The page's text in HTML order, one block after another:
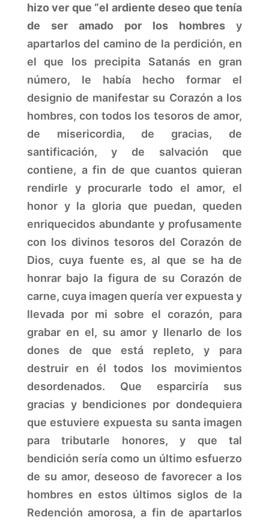
hizo ver que “el ardiente deseo que tenía
de ser amado por los hombres y
apartarlos del camino de la perdición, en
el que los precipita Satanás en gran
número, le había hecho formar el
designio de manifestar su Corazón a los
hombres, con todos los tesoros de amor,
de misericordia, de gracias, de
santificación, y de salvación que
contiene, a fin de que cuantos quieran
rendirle y procurarle todo el amor, el
honor y la gloria que puedan, queden
enriquecidos abundante y profusamente
con los divinos tesoros del Corazón de
Dios, cuya fuente es, al que se ha de
honrar bajo la figura de su Corazón de
carne, cuya imagen quería ver expuesta y
llevada por mi sobre el corazón, para
grabar en el, su amor y llenarlo de los
dones de que está repleto, y para
destruir en él todos los movimientos
desordenados. Que esparciría sus
gracias y bendiciones por dondequiera
que estuviere expuesta su santa imagen
para tributarle honores, y que tal
bendición sería como un último esfuerzo
de su amor, deseoso de favorecer a los
hombres en estos últimos siglos de la
Redención amorosa, a fin de apartarlos